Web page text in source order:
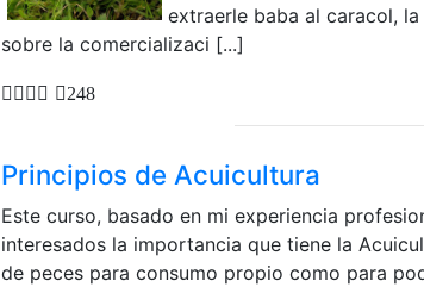
extraerle baba al caracol,
sobre la comercializaci [...]
248
Principios de Acuicultura
Este curso, basado en mi experiencia
interesados la importancia que tiene la
de peces para consumo propio como para